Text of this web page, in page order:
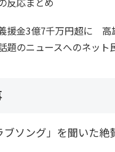
援金3億7千万円超に 高
題のニュースへのネット
ブソング」を聞いた絶